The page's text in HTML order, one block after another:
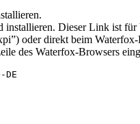
installieren. Dieser Link ist für
oder direkt beim
des Waterfox-Browsers